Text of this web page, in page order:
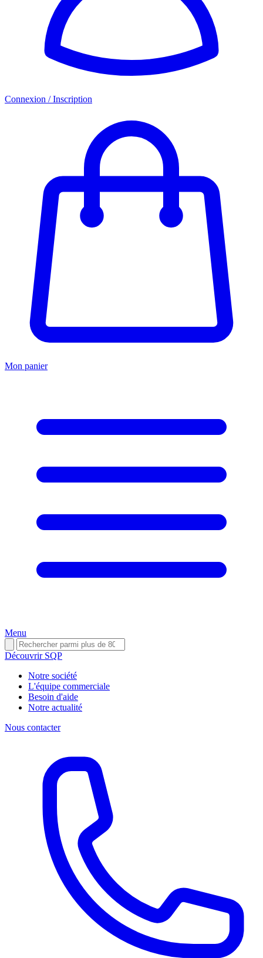
Connexion / Inscription
Mon panier
Menu
Découvrir SQP
Notre société
L'équipe commerciale
Besoin d'aide
Notre actualité
Nous contacter